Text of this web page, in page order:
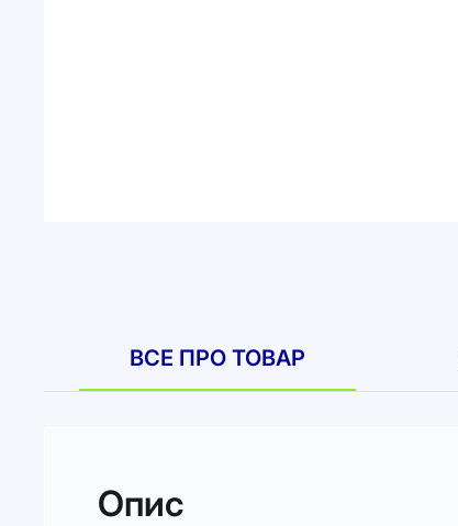
ВСЕ ПРО ТОВАР
Опис